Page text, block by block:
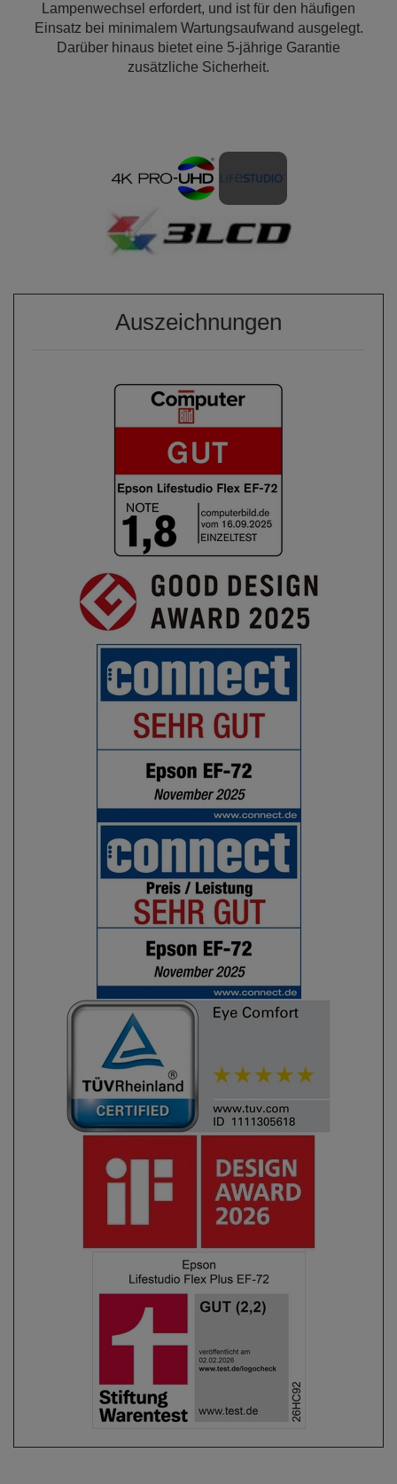
Lampenwechsel erfordert, und ist für den häufigen
Einsatz bei minimalem Wartungsaufwand ausgelegt.
Darüber hinaus bietet eine 5-jährige Garantie
zusätzliche Sicherheit.
Auszeichnungen